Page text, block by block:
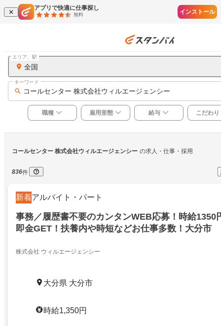
アプリで快適に仕事探し
無料 インストール
全国
エリア、駅
コールセンター 株式会社ウィルエージェンシー
キーワード
職種 雇用形態 給与 こだわり
コールセンター 株式会社ウィルエージェンシー の求人・仕事・採用
836件
新着アルバイト・パート
事務／履歴書不要のカンタンWEB応募！時給1350
即金GET！扶養内や時短などお仕事多数！大分市
株式会社 ウィルエージェンシー
大分県 大分市
時給1,350円